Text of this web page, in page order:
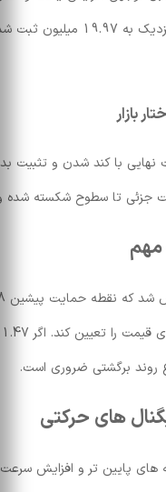
بازار
با کند شدن و تثبیت
جزئی تا سطوح شکسته
های حرکتی
های پایین تر و افزایش